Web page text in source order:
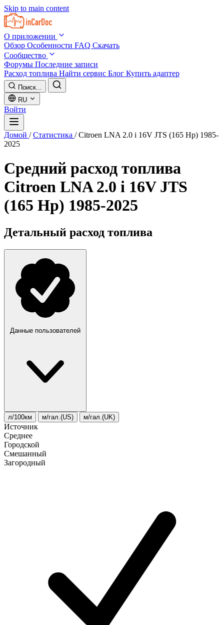
Skip to main content
О приложении
Обзор Особенности FAQ Скачать
Сообщество
Форумы Последние записи
Расход топлива Найти сервис Блог Купить адаптер
Поиск...
RU
Войти
Домой / Статистика / Citroen LNA 2.0 i 16V JTS (165 Hp) 1985-
2025
Средний расход топлива
Citroen LNA 2.0 i 16V JTS
(165 Hp) 1985-2025
Детальный расход топлива
Данные пользователей
л/100км м/гал.(US) м/гал.(UK)
Источник
Среднее
Городской
Смешанный
Загородный